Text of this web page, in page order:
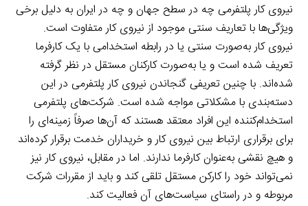
نیروی کار پلتفرمی چه در سطح جهان و چه در ایران به دلیل برخی
ویژگی‌ها با تعاریف سنتی موجود از نیروی کار متفاوت است.
نیروی کار به‌صورت سنتی یا در رابطه استخدامی با یک کارفرما
تعریف شده است و یا به‌صورت کارکنان مستقل در نظر گرفته
شده‌اند. با چنین تعریفی گنجاندن نیروی کار پلتفرمی در این
دسته‌بندی با مشکلاتی مواجه شده است. شرکت‌های پلتفرمی
استخدام‌کننده این افراد معتقد هستند که آن‌ها صرفاً زمینه‌ای را
برای برقراری ارتباط بین نیروی کار و خریداران خدمت برقرار کرده‌اند
و هیچ نقشی به‌عنوان کارفرما ندارند. اما در مقابل، نیروی کار نیز
نمی‌تواند خود را کارکن مستقل تلقی کند و باید از مقررات شرکت
مربوطه و در راستای سیاست‌های آن فعالیت کند.